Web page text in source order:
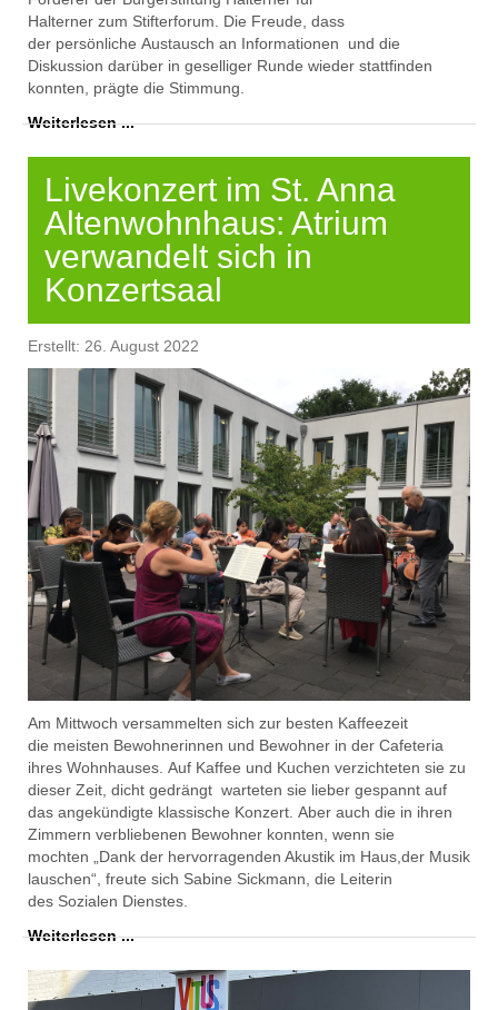
Halterner zum Stifterforum Die Freude , dass
der persönliche Austausch an Informationen und die
Diskussion darüber in geselliger Runde wieder stattfinden
konnten , prägte die Stimmung.
Weiterlesen ...
Livekonzert im St. Anna
Altenwohnhaus: Atrium
verwandelt sich in
Konzertsaal
Erstellt: 26. August 2022
Am Mittwoch versammelten sich zur besten Kaffeezeit
die meisten Bewohnerinnen und Bewohner in der Cafeteria
ihres Wohnhauses Auf Kaffee und Kuchen verzichteten sie zu
dieser Zeit dicht gedrängt warteten sie lieber gespannt auf
das angekündigte klassische Konzert. Aber auch die in ihren
Zimmern verbliebenen Bewohner konnten, wenn sie
mochten
Dank der hervorragenden Akustik im Haus der Musik
lauschen“ freute sich Sabine Sickmann , die Leiterin
des Sozialen Dienstes
Weiterlesen ...